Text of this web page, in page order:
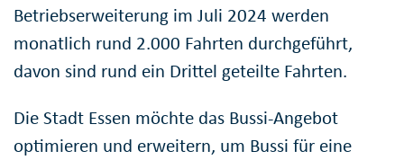
Betriebserweiterung im Juli 2024 werden
monatlich rund 2.000 Fahrten durchgeführt,
davon sind rund ein Drittel geteilte Fahrten.
Die Stadt Essen möchte das Bussi-Angebot
optimieren und erweitern, um Bussi für eine